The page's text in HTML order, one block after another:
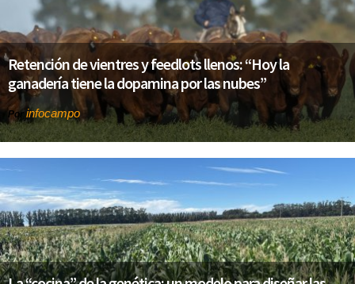
Retención de vientres y feedlots llenos: “Hoy la
ganadería tiene la dopamina por las nubes”
Porinfocampo